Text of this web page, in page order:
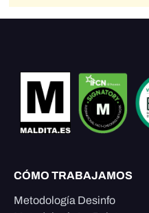
CÓMO TRABAJAMOS
Metodología Desinfo